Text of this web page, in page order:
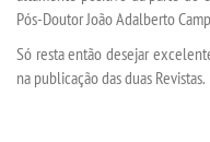
PDI
MANUAIS
REGULAMENTOS
Pós-Doutor João Adalberto
Só resta então desejar
na publicação das duas Revistas.